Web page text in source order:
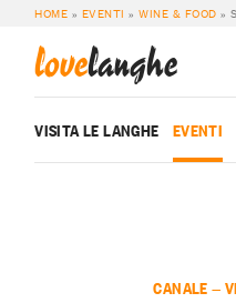
HOME » EVENTI »WINE & FOOD »SOTTO IL
lovelanghe
VISITA LE LANGHE EVENTI
CANALE —